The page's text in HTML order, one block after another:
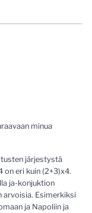
minua
järjestystä
on eri kuin (2+3)x4.
ja-konjuktion
arvoisia. Esimerkiksi
ja Napoliin ja